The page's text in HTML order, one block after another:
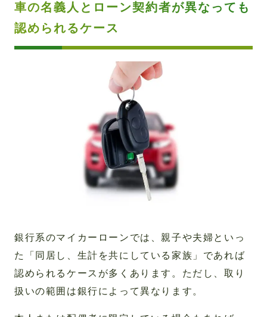
車の名義人とローン契約者が異なっても
認められるケース
銀行系のマイカーローンでは、親子や夫婦といっ
た「同居し、生計を共にしている家族」であれば
認められるケースが多くあります。ただし、取り
扱いの範囲は銀行によって異なります。